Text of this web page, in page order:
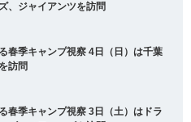
、ジャイアンツを訪問
春季キャンプ視察 4日（日）は千葉
訪問
春季キャンプ視察 3日（土）はドラ